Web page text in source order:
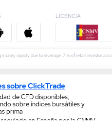
LICENCIA
rapidly due to leverage. 71% of retail investor
sobre ClickTrade
de CFD disponibles,
sobre índices bursátiles y
prima
en España por la CNMV